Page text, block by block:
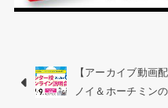
【アーカイブ動画
ノイ＆ホーチミン